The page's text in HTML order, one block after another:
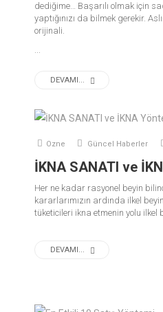
dediğime… Başarılı olmak için
yaptığınızı da bilmek gerekir.
orijinali.
...
DEVAMI...
Ozne Güncel Haberler
İKNA SANATI ve
Her ne kadar rasyonel beyin
kararlarımızın ardında ilkel
tüketicileri ikna etmenin yolu ilkel
DEVAMI...